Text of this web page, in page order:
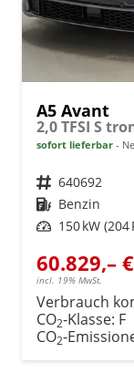
A5 Avant
2,0 TFSI S
sofort lieferbar
Fahrzeugnr. 640692
Kraftstoff Benzin
Leistung 150 kW (204
60.829,– €
incl. 19% MwSt.
Verbrauch
CO2-Klasse: F
CO2-